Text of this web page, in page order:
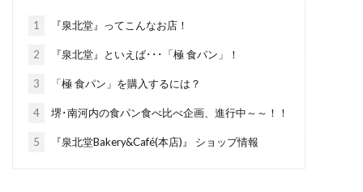
1 『泉北堂』ってこんなお店！
2 『泉北堂』といえば･･･「極 食パン」！
3 「極 食パン」を購入するには？
4 堺･南河内の食パン食べ比べ企画、進行中～～！！
5 『泉北堂Bakery&Café(本店)』 ショップ情報